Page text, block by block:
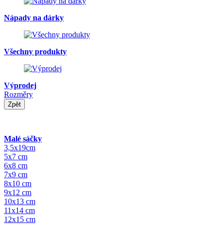
Nápady na dárky
Všechny produkty
Výprodej
Rozměry
Zpět
Malé sáčky
3,5x19cm
5x7 cm
6x8 cm
7x9 cm
8x10 cm
9x12 cm
10x13 cm
11x14 cm
12x15 cm